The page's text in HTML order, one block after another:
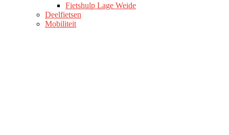
Fietshulp Lage Weide
Deelfietsen
Mobiliteit